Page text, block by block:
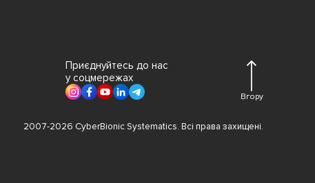
Приєднуйтесь до нас
у соцмережах
Вгору
2007-2026 CyberBionic Systematics. Всі права захищені.